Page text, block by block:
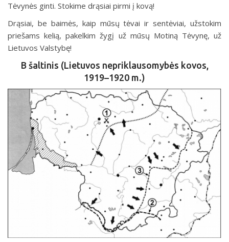
Tėvynės ginti. Stokime drąsiai pirmi į kovą!
Drąsiai, be baimės, kaip mūsų tėvai ir sentėviai, užstokim
priešams kelią, pakelkim žygį už mūsų Motiną Tėvynę, už
Lietuvos Valstybę!
B šaltinis (Lietuvos nepriklausomybės kovos,
1919–1920 m.)